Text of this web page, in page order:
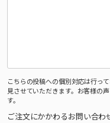
こちらの投稿への個別対応は行っ
見させていただきます。お客様の
す。
ご注文にかかわるお問い合わ